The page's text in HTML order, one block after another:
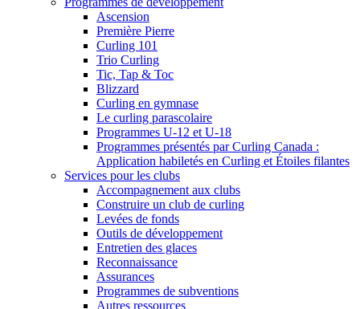
Ascension
Première Pierre
Curling 101
Trio Curling
Tic, Tap & Toc
Blizzard
Curling en gymnase
Le curling parascolaire
Programmes U-12 et U-18
Programmes présentés par Curling Canada :
Application habiletés en Curling et Étoiles filantes
Services pour les clubs
Accompagnement aux clubs
Construire un club de curling
Levées de fonds
Outils de développement
Entretien des glaces
Reconnaissance
Assurances
Programmes de subventions
Autres ressources